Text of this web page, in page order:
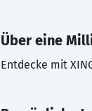
Über eine
Entdecke mit